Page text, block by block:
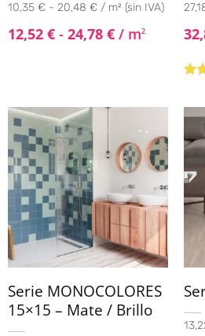
10,35 € - 20,48 € / m² (sin IVA)
12,52 € - 24,78 € / m2
5
Serie MONOCOLORES
15×15 – Mate / Brillo